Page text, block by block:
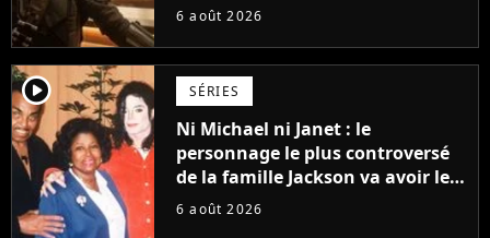
Vaiana et The Mandalorian &
6 août 2026
player2 SÉRIES
Ni Michael ni Janet : le
personnage le plus controversé
de la famille Jackson va avoir le
droit à sa propre série
6 août 2026